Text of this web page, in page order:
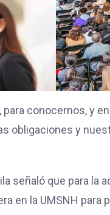
conocernos, y
obligaciones y
señaló que para la
en la UMSNH para